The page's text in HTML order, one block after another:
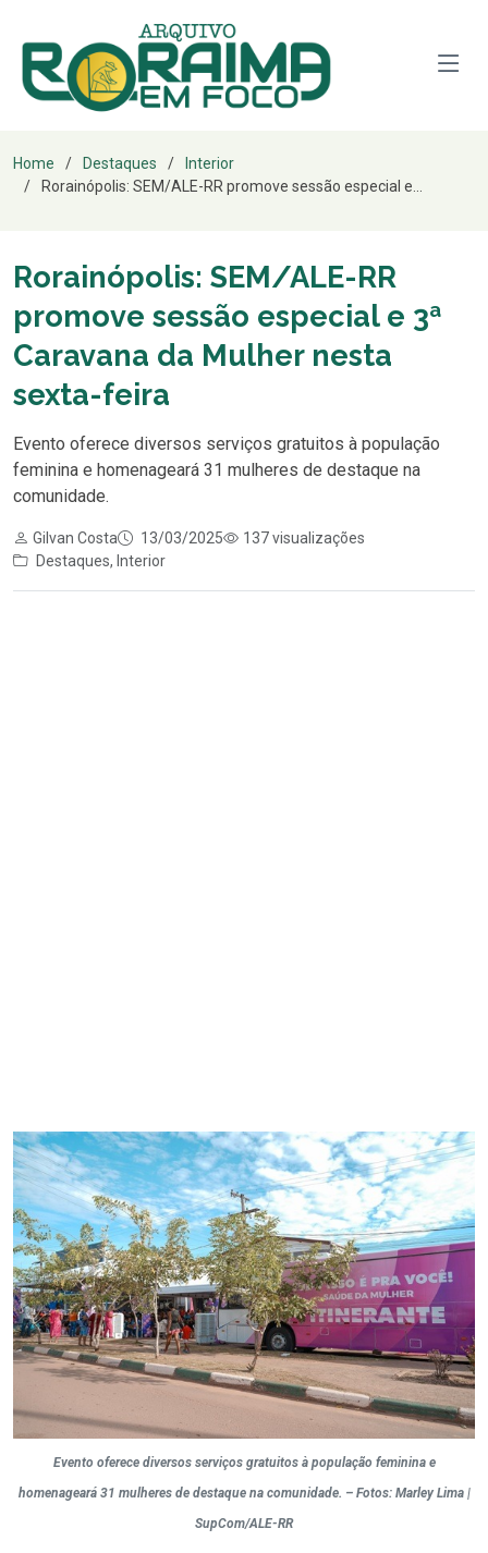
Home Destaques
Interior
Rorainópolis: SEM/ALE-RR promove sessão especial e...
Rorainópolis: SEM/ALE-RR
promove sessão especial e 3ª
Caravana da Mulher nesta
sexta-feira
Evento oferece diversos serviços gratuitos à população
feminina e homenageará 31 mulheres de destaque na
comunidade.
Gilvan Costa 13/03/2025
137 visualizações
Destaques, Interior
Evento oferece diversos serviços gratuitos à população feminina e
homenageará 31 mulheres de destaque na comunidade. – Fotos: Marley Lima |
SupCom/ALE-RR